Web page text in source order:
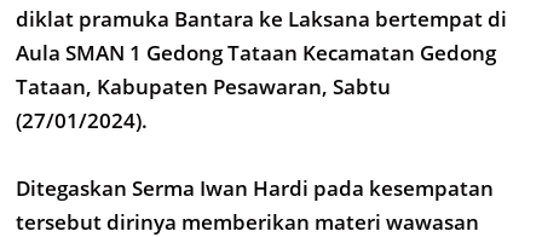
diklat pramuka Bantara ke Laksana bertempat di
Aula SMAN 1 Gedong Tataan Kecamatan Gedong
Tataan, Kabupaten Pesawaran, Sabtu
(27/01/2024).
Ditegaskan Serma Iwan Hardi pada kesempatan
tersebut dirinya memberikan materi wawasan